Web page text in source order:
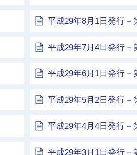
平成29年8月1日発行－
平成29年7月4日発行－
平成29年6月1日発行－
平成29年5月2日発行－
平成29年4月4日発行－
平成29年3月1日発行－